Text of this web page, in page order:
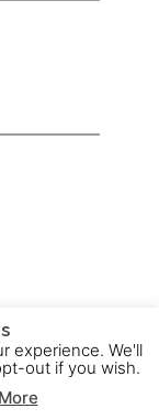
experience. We'll
out if you wish.